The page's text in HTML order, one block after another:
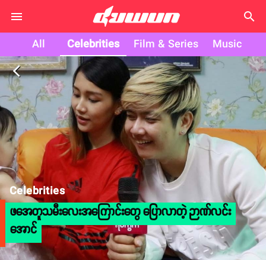
search
All Celebrities Film & Series Music
arrow_back_ios
Celebrities
ဖအေတူသမီးလေးအကြောင်းတွေ ပြောလာတဲ့ ဉာဏ်လင်း
အောင်